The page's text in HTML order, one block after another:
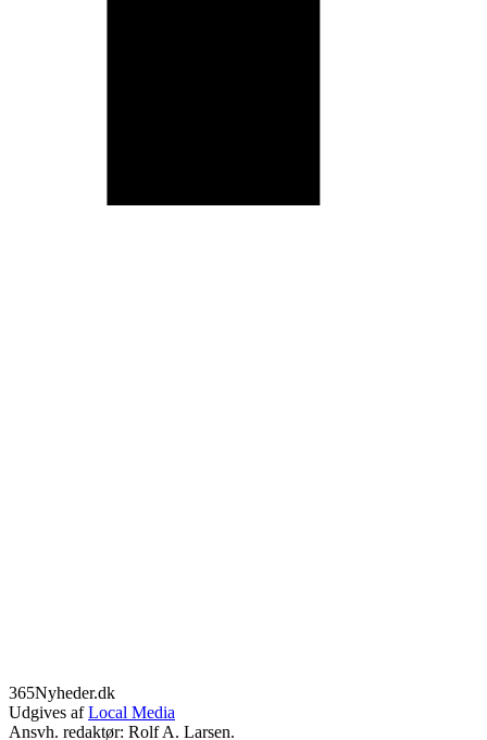
365Nyheder.dk
Udgives afLocal Media
Ansvh. redaktør: Rolf A. Larsen.